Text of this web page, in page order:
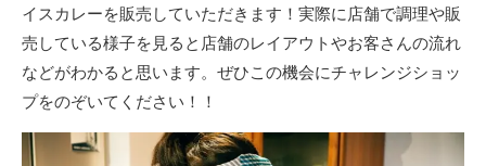
イスカレーを販売していただきます！実際に店舗で調理や販
売している様子を見ると店舗のレイアウトやお客さんの流れ
などがわかると思います。ぜひこの機会にチャレンジショッ
プをのぞいてください！！